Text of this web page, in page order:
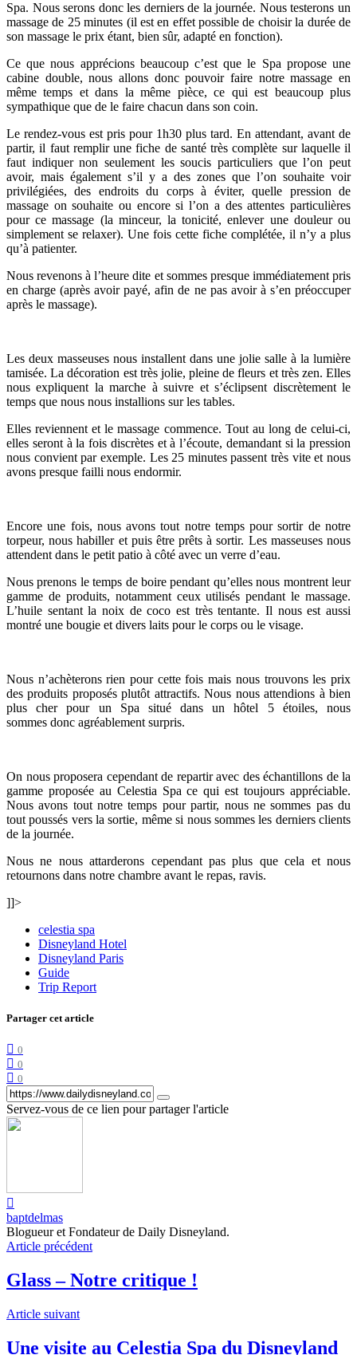
Spa. Nous serons donc les derniers de la journée. Nous testerons un
massage de 25 minutes (il est en effet possible de choisir la durée de
son massage le prix étant, bien sûr, adapté en fonction).
Ce que nous apprécions beaucoup c’est que le Spa propose une
cabine double, nous allons donc pouvoir faire notre massage en
même temps et dans la même pièce, ce qui est beaucoup plus
sympathique que de le faire chacun dans son coin.
Le rendez-vous est pris pour 1h30 plus tard. En attendant, avant de
partir, il faut remplir une fiche de santé très complète sur laquelle il
faut indiquer non seulement les soucis particuliers que l’on peut
avoir, mais également s’il y a des zones que l’on souhaite voir
privilégiées, des endroits du corps à éviter, quelle pression de
massage on souhaite ou encore si l’on a des attentes particulières
pour ce massage (la minceur, la tonicité, enlever une douleur ou
simplement se relaxer). Une fois cette fiche complétée, il n’y a plus
qu’à patienter.
Nous revenons à l’heure dite et sommes presque immédiatement pris
en charge (après avoir payé, afin de ne pas avoir à s’en préoccuper
après le massage).
Les deux masseuses nous installent dans une jolie salle à la lumière
tamisée. La décoration est très jolie, pleine de fleurs et très zen. Elles
nous expliquent la marche à suivre et s’éclipsent discrètement le
temps que nous nous installions sur les tables.
Elles reviennent et le massage commence. Tout au long de celui-ci,
elles seront à la fois discrètes et à l’écoute, demandant si la pression
nous convient par exemple. Les 25 minutes passent très vite et nous
avons presque failli nous endormir.
Encore une fois, nous avons tout notre temps pour sortir de notre
torpeur, nous habiller et puis être prêts à sortir. Les masseuses nous
attendent dans le petit patio à côté avec un verre d’eau.
Nous prenons le temps de boire pendant qu’elles nous montrent leur
gamme de produits, notamment ceux utilisés pendant le massage.
L’huile sentant la noix de coco est très tentante. Il nous est aussi
montré une bougie et divers laits pour le corps ou le visage.
Nous n’achèterons rien pour cette fois mais nous trouvons les prix
des produits proposés plutôt attractifs. Nous nous attendions à bien
plus cher pour un Spa situé dans un hôtel 5 étoiles, nous
sommes donc agréablement surpris.
On nous proposera cependant de repartir avec des échantillons de la
gamme proposée au Celestia Spa ce qui est toujours appréciable.
Nous avons tout notre temps pour partir, nous ne sommes pas du
tout poussés vers la sortie, même si nous sommes les derniers clients
de la journée.
Nous ne nous attarderons cependant pas plus que cela et nous
retournons dans notre chambre avant le repas, ravis.
]]>
celestia spa
Disneyland Hotel
Disneyland Paris
Guide
Trip Report
Partager cet article
0
0
0
Servez-vous de ce lien pour partager l'article
baptdelmas
Blogueur et Fondateur de Daily Disneyland.
Article précédent
Glass – Notre critique !
Article suivant
Une visite au Celestia Spa du Disneyland